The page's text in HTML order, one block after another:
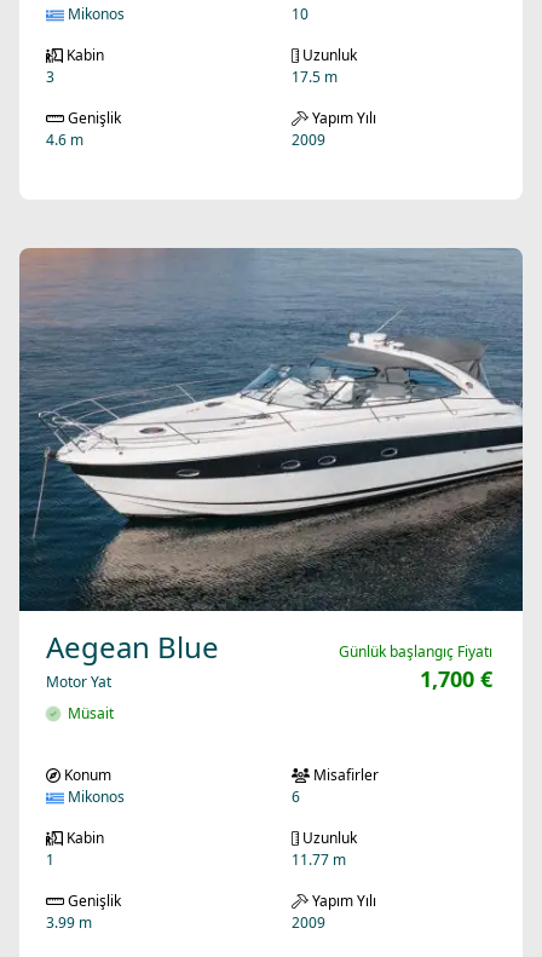
Mikonos
10
Kabin
3
Uzunluk
17.5 m
Genişlik
4.6 m
Yapım Yılı
2009
Aegean Blue
Motor Yat
Müsait
Günlük başlangıç Fiyatı
1,700 €
Konum
Mikonos
Misafirler
6
Kabin
1
Uzunluk
11.77 m
Genişlik
3.99 m
Yapım Yılı
2009